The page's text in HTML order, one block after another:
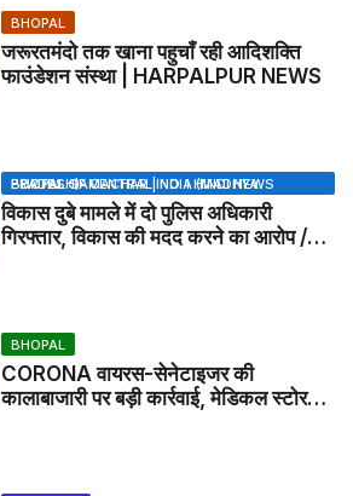
BHOPAL
जरूरतमंदो तक खाना पहुचाँ रही आदिशक्ति
फाउंडेशन संस्था | HARPALPUR NEWS
BHOPAL SAMACHAR | NO 1 HINDI NEWS PORTAL OF CENTRAL INDIA (MADHYA PRADESH)
विकास दुबे मामले में दो पुलिस अधिकारी
गिरफ्तार, विकास की मदद करने का आरोप /
BHOPAL
CORONA वायरस-सेनेटाइजर की
कालाबाजारी पर बड़ी कार्रवाई, मेडिकल स्टोर